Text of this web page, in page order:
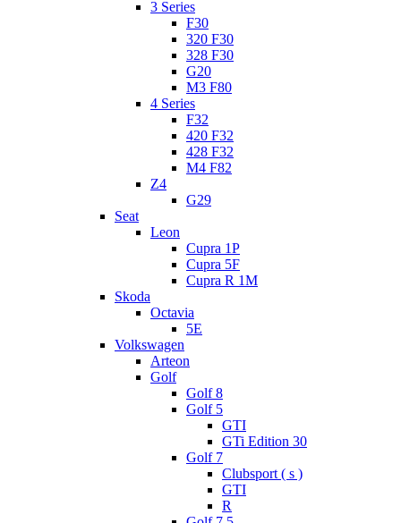
3 Series
F30
320 F30
328 F30
G20
M3 F80
4 Series
F32
420 F32
428 F32
M4 F82
Z4
G29
Seat
Leon
Cupra 1P
Cupra 5F
Cupra R 1M
Skoda
Octavia
5E
Volkswagen
Arteon
Golf
Golf 8
Golf 5
GTI
GTi Edition 30
Golf 7
Clubsport ( s )
GTI
R